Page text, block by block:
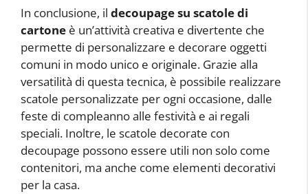
In conclusione, il decoupage su scatole di
cartone è un’attività creativa e divertente che
permette di personalizzare e decorare oggetti
comuni in modo unico e originale. Grazie alla
versatilità di questa tecnica, è possibile realizzare
scatole personalizzate per ogni occasione, dalle
feste di compleanno alle festività e ai regali
speciali. Inoltre, le scatole decorate con
decoupage possono essere utili non solo come
contenitori, ma anche come elementi decorativi
per la casa.